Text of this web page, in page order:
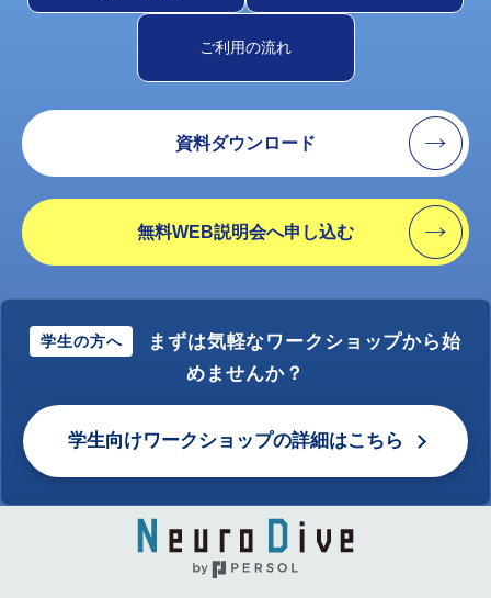
ご利用の流れ
資料ダウンロード
無料WEB説明会へ申し込む
学生の方へ
まずは気軽なワークショップから始
めませんか？
学生向けワークショップの詳細はこちら